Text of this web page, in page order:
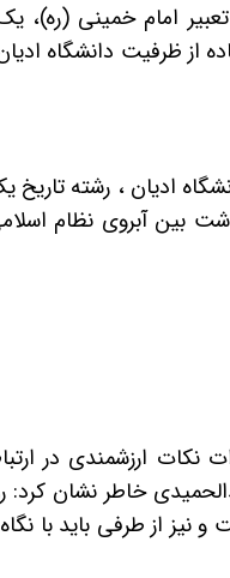
امام خمینی (ره)،
از ظرفیت دانشگاه
ادیان ، رشته
بین آبروی نظام
ارزشمندی در
خاطر نشان کرد:
نیز از طرفی باید با